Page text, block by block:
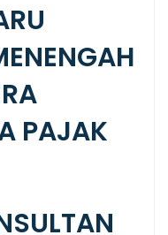
PAJAK